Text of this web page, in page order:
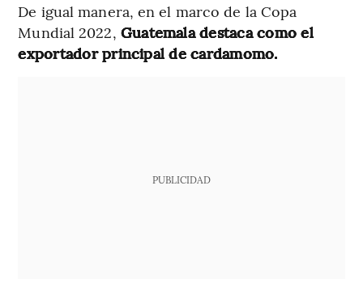
De igual manera, en el marco de la Copa
Mundial 2022, Guatemala destaca como el
exportador principal de cardamomo.
PUBLICIDAD